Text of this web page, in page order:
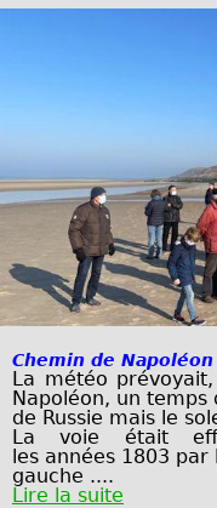
Chemin de Napoléon
La météo
Napoléon, un temps
de Russie mais le
La voie était
les années 1803 par
gauche ....
Lire la suite